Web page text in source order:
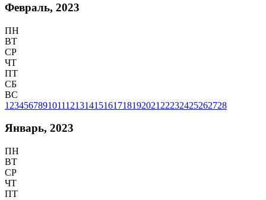
Февраль, 2023
ПН
ВТ
СР
ЧТ
ПТ
СБ
ВС
1 23456789101112131415161718192021 22232425262728
Январь, 2023
ПН
ВТ
СР
ЧТ
ПТ